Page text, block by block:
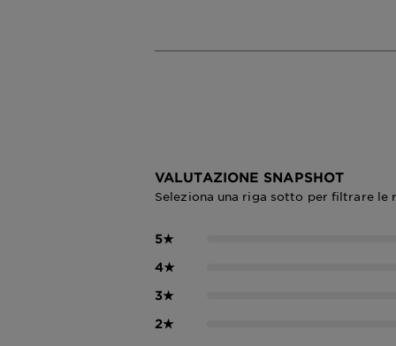
VALUTAZIONE SNAPSHOT
Seleziona una riga sotto per filtrare le
5★
4★
3★
2★